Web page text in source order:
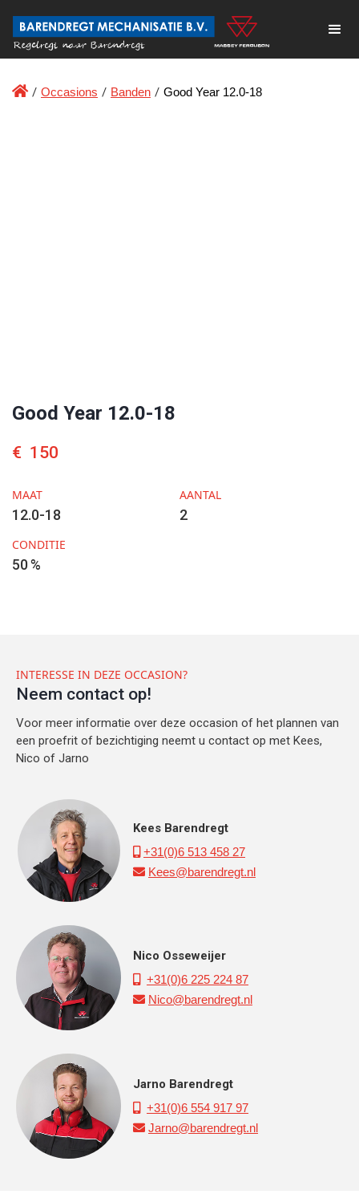
 / Occasions / Banden / Good Year 12.0-18
Good Year 12.0-18
€ 150
MAAT
12.0-18
AANTAL
2
CONDITIE
50%
INTERESSE IN DEZE OCCASION?
Neem contact op!
Voor meer informatie over deze occasion of het plannen van
een proefrit of bezichtiging neemt u contact op met Kees,
Nico of Jarno
Kees Barendregt
 +31(0)6 513 458 27
 Kees@barendregt.nl
Nico Osseweijer
 +31(0)6 225 224 87
 Nico@barendregt.nl
Jarno Barendregt
 +31(0)6 554 917 97
 Jarno@barendregt.nl